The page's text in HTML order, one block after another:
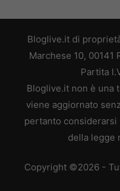
Bloglive.it di
Marchese 10, 00141
Partita
Bloglive.it non è una
viene aggiornato
pertanto
della legge
Copyright ©2026 -